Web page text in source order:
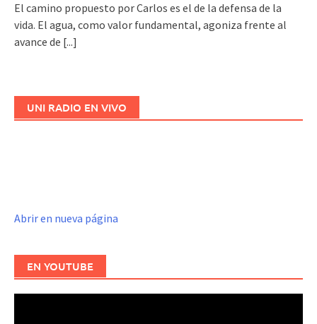
El camino propuesto por Carlos es el de la defensa de la
vida. El agua, como valor fundamental, agoniza frente al
avance de [...]
UNI RADIO EN VIVO
Abrir en nueva página
EN YOUTUBE